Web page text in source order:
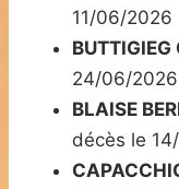
11/06/2026
BUTTIGIEG
24/06/2026
BLAISE
décès le